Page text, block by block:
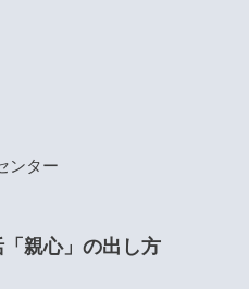
ンター
親心」の出し方